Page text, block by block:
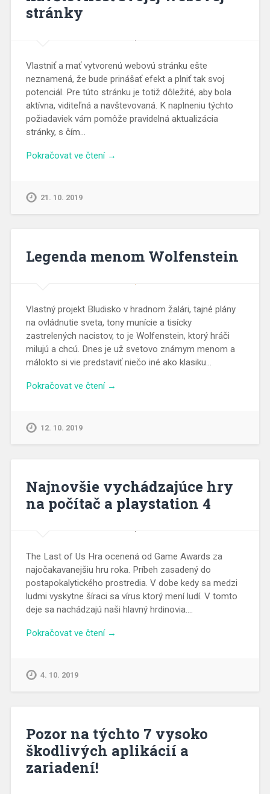
stránky
Vlastniť a mať vytvorenú webovú stránku ešte
neznamená, že bude prinášať efekt a plniť tak svoj
potenciál. Pre túto stránku je totiž dôležité, aby bola
aktívna, viditeľná a navštevovaná. K naplneniu týchto
požiadaviek vám pomôže pravidelná aktualizácia
stránky, s čím…
Pokračovat ve čtení →
21. 10. 2019
Legenda menom Wolfenstein
Vlastný projekt Bludisko v hradnom žalári, tajné plány
na ovládnutie sveta, tony munície a tisícky
zastrelených nacistov, to je Wolfenstein, ktorý hráči
milujú a chcú. Dnes je už svetovo známym menom a
málokto si vie predstaviť niečo iné ako klasiku…
Pokračovat ve čtení →
12. 10. 2019
Najnovšie vychádzajúce hry
na počítač a playstation 4
The Last of Us Hra ocenená od Game Awards za
najočakavanejšiu hru roka. Príbeh zasadený do
postapokalytického prostredia. V dobe kedy sa medzi
ludmi vyskytne šíraci sa vírus ktorý mení ludí. V tomto
deje sa nachádzajú naši hlavný hrdinovia….
Pokračovat ve čtení →
4. 10. 2019
Pozor na týchto 7 vysoko
škodlivých aplikácií a
zariadení!